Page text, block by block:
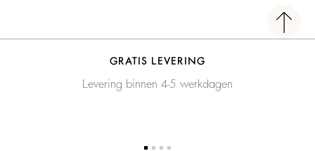
GRATIS LEVERING
Levering binnen 4-5 werkdagen